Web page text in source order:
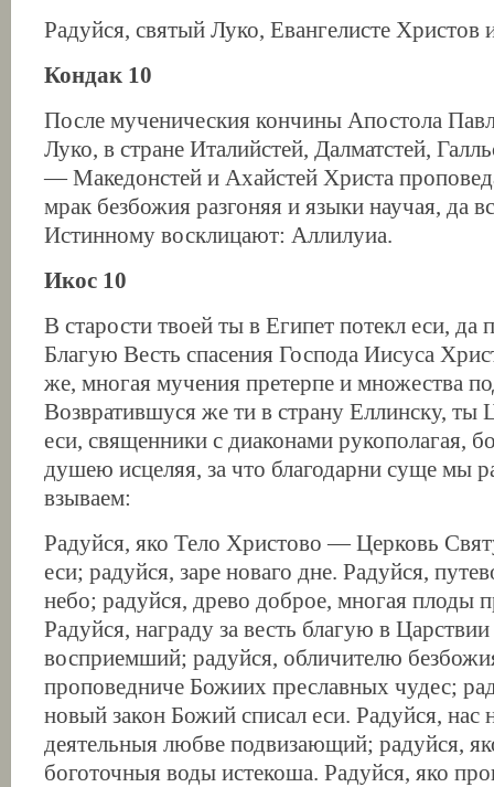
Радуйся, святый Луко, Евангелисте Христов
Кондак 10
После мученическия кончины Апостола
Луко, в стране Италийстей, Далматстей,
— Македонстей и Ахайстей Христа
мрак безбожия разгоняя и языки научая, да
Истинному восклицают: Аллилуиа.
Икос 10
В старости твоей ты в Египет потекл еси, да
Благую Весть спасения Господа Иисуса
же, многая мучения претерпе и множества
Возвратившуся же ти в страну Еллинску, ты
еси, священники с диаконами рукополагая,
душею исцеляя, за что благодарни суще мы
взываем:
Радуйся, яко Тело Христово — Церковь
еси; радуйся, заре новаго дне. Радуйся,
небо; радуйся, древо доброе, многая плоды
Радуйся, награду за весть благую в
восприемший; радуйся, обличителю
проповедниче Божиих преславных чудес;
новый закон Божий списал еси. Радуйся, нас
деятельныя любве подвизающий; радуйся,
боготочныя воды истекоша. Радуйся, яко